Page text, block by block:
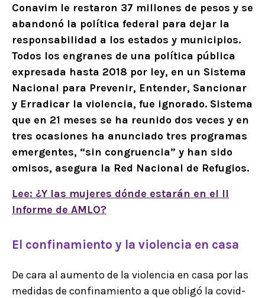
Conavim le restaron 37 millones de pesos y se
abandonó la política federal para dejar la
responsabilidad a los estados y municipios.
Todos los engranes de una política pública
expresada hasta 2018 por ley, en un Sistema
Nacional para Prevenir, Entender, Sancionar
y Erradicar la violencia, fue ignorado. Sistema
que en 21 meses se ha reunido dos veces y en
tres ocasiones ha anunciado tres programas
emergentes, “sin congruencia” y han sido
omisos, asegura la Red Nacional de Refugios.
Lee: ¿Y las mujeres dónde estarán en el II
Informe de AMLO?
El confinamiento y la violencia en casa
De cara al aumento de la violencia en casa por las
medidas de confinamiento a que obligó la covid-